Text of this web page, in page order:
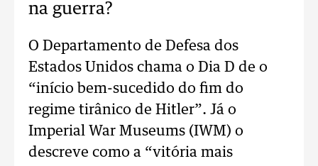
na guerra?
O Departamento de Defesa dos
Estados Unidos chama o Dia D de o
“início bem-sucedido do fim do
regime tirânico de Hitler”. Já o
Imperial War Museums (IWM) o
descreve como a “vitória mais